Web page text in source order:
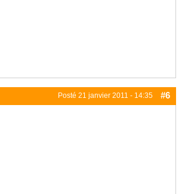
Posté 21 janvier 2011 - 14:35 #6